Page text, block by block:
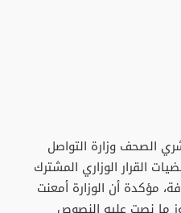
الصحف وزارة التواصل
القرار الوزاري المشترك
مؤكدة أن الوزارة أمعنت